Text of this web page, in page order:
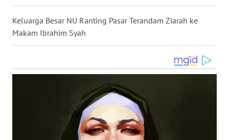
Keluarga Besar NU Ranting Pasar Terandam Ziarah ke
Makam Ibrahim Syah
NUSANTARA